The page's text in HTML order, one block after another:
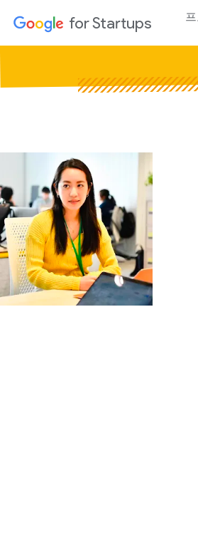
for Startups